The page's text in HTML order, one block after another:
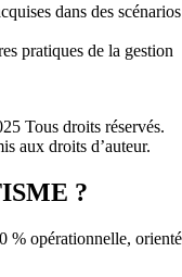
dans des scénarios
pratiques de la gestion
Tous droits réservés.
aux droits d’auteur.
?
% opérationnelle,